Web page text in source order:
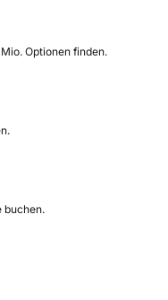
Optionen finden.
buchen.